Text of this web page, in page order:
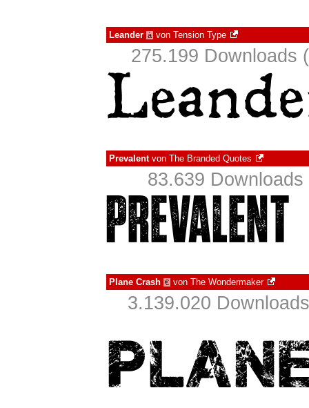
Leander à von Tension Type
275.199 Downloads
Prevalentvon The Branded Quotes
83.639
Plane Crash € von The Wondermaker
3.139.020